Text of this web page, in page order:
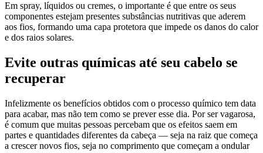
Em spray, líquidos ou cremes, o importante é que entre os seus
componentes estejam presentes substâncias nutritivas que aderem
aos fios, formando uma capa protetora que impede os danos do calor
e dos raios solares.
Evite outras químicas até seu cabelo se
recuperar
Infelizmente os benefícios obtidos com o processo químico tem data
para acabar, mas não tem como se prever esse dia. Por ser vagarosa,
é comum que muitas pessoas percebam que os efeitos saem em
partes e quantidades diferentes da cabeça — seja na raiz que começa
a crescer novos fios, seja no comprimento que começam a ondular